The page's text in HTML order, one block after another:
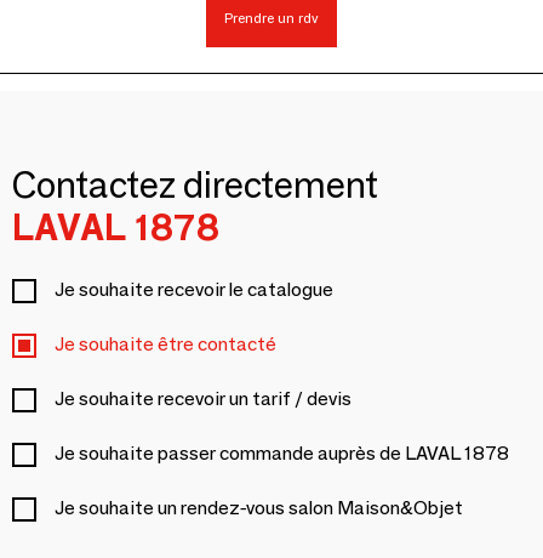
Prendre un rdv
Contactez directement
LAVAL 1878
Je souhaite recevoir le catalogue
Je souhaite être contacté
Je souhaite recevoir un tarif / devis
Je souhaite passer commande auprès de LAVAL 1878
Je souhaite un rendez-vous salon Maison&Objet